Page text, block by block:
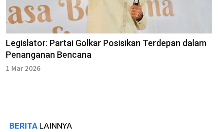
Legislator: Partai Golkar Posisikan Terdepan dalam
Penanganan Bencana
1 Mar 2026
BERITA LAINNYA